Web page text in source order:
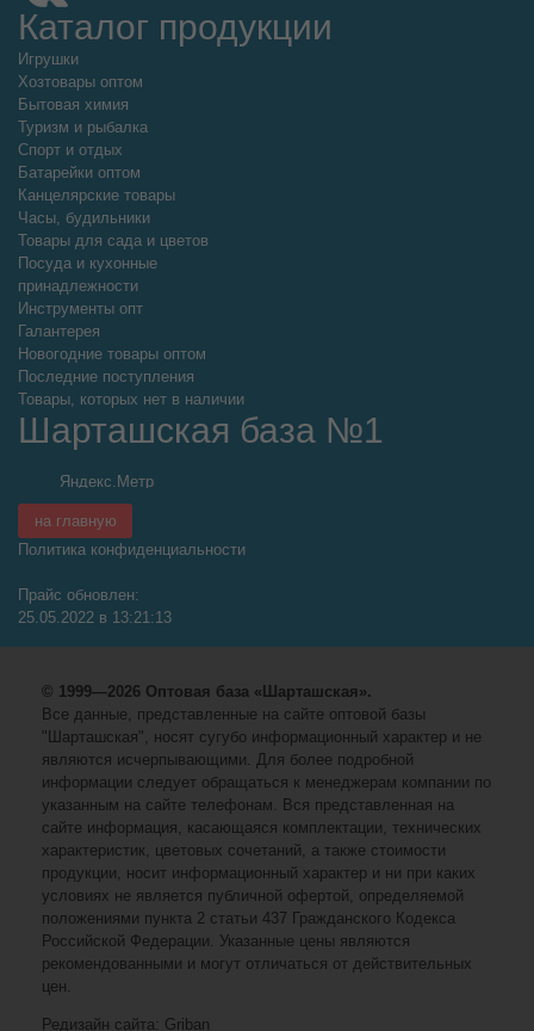
Каталог продукции
Игрушки
Хозтовары оптом
Бытовая химия
Туризм и рыбалка
Спорт и отдых
Батарейки оптом
Канцелярские товары
Часы, будильники
Товары для сада и цветов
Посуда и кухонные
принадлежности
Инструменты опт
Галантерея
Новогодние товары оптом
Последние поступления
Товары, которых нет в наличии
Шарташская база №1
на главную
Политика конфиденциальности
Прайс обновлен:
25.05.2022 в 13:21:13
© 1999—2026 Оптовая база «Шарташская».
Все данные, представленные на сайте оптовой базы
"Шарташская", носят сугубо информационный характер и не
являются исчерпывающими. Для более подробной
информации следует обращаться к менеджерам компании по
указанным на сайте телефонам. Вся представленная на
сайте информация, касающаяся комплектации, технических
характеристик, цветовых сочетаний, а также стоимости
продукции, носит информационный характер и ни при каких
условиях не является публичной офертой, определяемой
положениями пункта 2 статьи 437 Гражданского Кодекса
Российской Федерации. Указанные цены являются
рекомендованными и могут отличаться от действительных
цен.
Редизайн сайта: Griban